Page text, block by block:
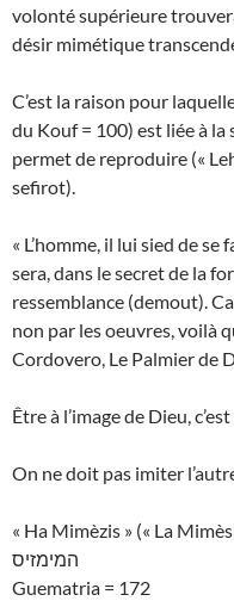
volonté supérieure
désir mimétique
C’est la raison pour
du Kouf = 100) est liée à
permet de reproduire («
sefirot).
« L’homme, il lui sied de
sera, dans le secret de la
ressemblance (demout).
non par les oeuvres, voilà
Cordovero, Le Palmier de
Être à l’image de Dieu,
On ne doit pas imiter
« Ha Mimèzis » (« La
המימזיס
Guematria = 172